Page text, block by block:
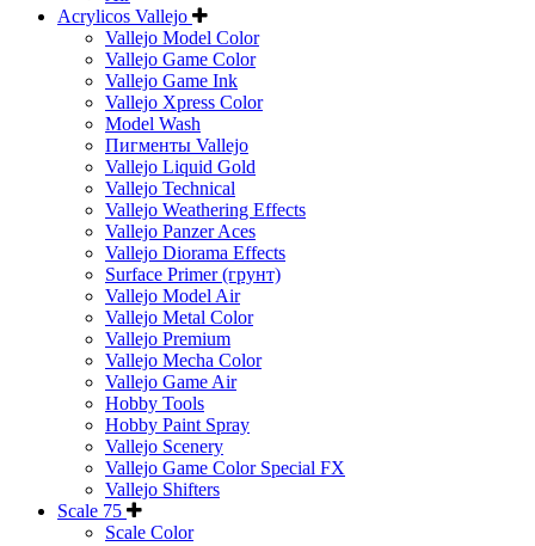
Acrylicos Vallejo
Vallejo Model Color
Vallejo Game Color
Vallejo Game Ink
Vallejo Xpress Color
Model Wash
Пигменты Vallejo
Vallejo Liquid Gold
Vallejo Technical
Vallejo Weathering Effects
Vallejo Panzer Aces
Vallejo Diorama Effects
Surface Primer (грунт)
Vallejo Model Air
Vallejo Metal Color
Vallejo Premium
Vallejo Mecha Color
Vallejo Game Air
Hobby Tools
Hobby Paint Spray
Vallejo Scenery
Vallejo Game Color Special FX
Vallejo Shifters
Scale 75
Scale Color